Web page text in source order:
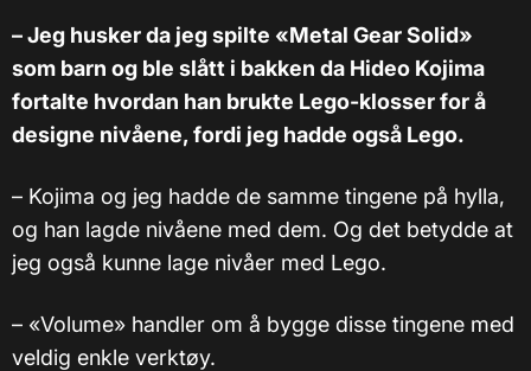
– Jeg husker da jeg spilte «Metal Gear Solid»
som barn og ble slått i bakken da Hideo Kojima
fortalte hvordan han brukte Lego-klosser for å
designe nivåene, fordi jeg hadde også Lego.
– Kojima og jeg hadde de samme tingene på hylla,
og han lagde nivåene med dem. Og det betydde at
jeg også kunne lage nivåer med Lego.
– «Volume» handler om å bygge disse tingene med
veldig enkle verktøy.